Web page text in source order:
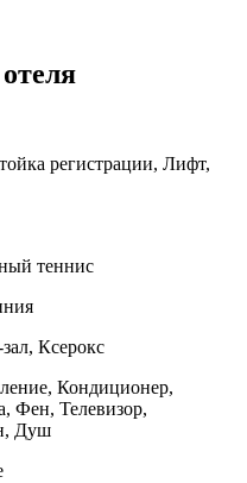
регистрации, Лифт,
теннис
Ксерокс
Кондиционер,
Фен, Телевизор,
Душ